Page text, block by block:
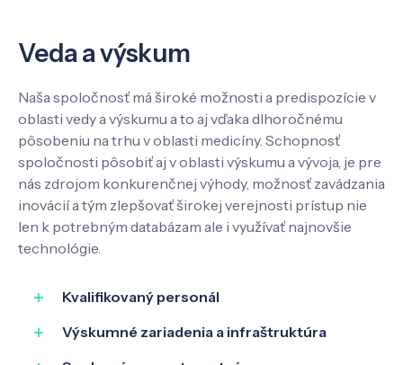
Veda a výskum
Naša spoločnosť má široké možnosti a predispozície v
oblasti vedy a výskumu a to aj vďaka dlhoročnému
pôsobeniu na trhu v oblasti medicíny. Schopnosť
spoločnosti pôsobiť aj v oblasti výskumu a vývoja, je pre
nás zdrojom konkurenčnej výhody, možnosť zavádzania
inovácií a tým zlepšovať širokej verejnosti prístup nie
len k potrebným databázam ale i využívať najnovšie
technológie.
Kvalifikovaný personál
Výskumné zariadenia a infraštruktúra